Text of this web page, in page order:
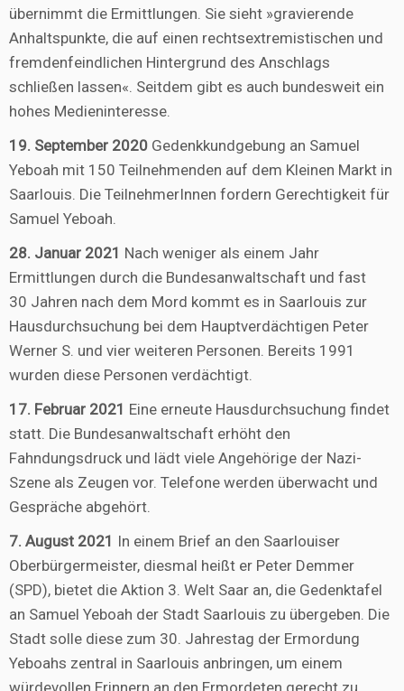
übernimmt die Ermittlungen. Sie sieht »gravierende
Anhaltspunkte, die auf einen rechtsextremistischen und
fremdenfeindlichen Hintergrund des Anschlags
schließen lassen«. Seitdem gibt es auch bundesweit ein
hohes Medieninteresse.
19. September 2020 Gedenkkundgebung an Samuel
Yeboah mit 150 Teilnehmenden auf dem Kleinen Markt in
Saarlouis. Die TeilnehmerInnen fordern Gerechtigkeit für
Samuel Yeboah.
28. Januar 2021 Nach weniger als einem Jahr
Ermittlungen durch die Bundesanwaltschaft und fast
30 Jahren nach dem Mord kommt es in Saarlouis zur
Hausdurchsuchung bei dem Hauptverdächtigen Peter
Werner S. und vier weiteren Personen. Bereits 1991
wurden diese Personen verdächtigt.
17. Februar 2021 Eine erneute Hausdurchsuchung findet
statt. Die Bundesanwaltschaft erhöht den
Fahndungsdruck und lädt viele Angehörige der Nazi-
Szene als Zeugen vor. Telefone werden überwacht und
Gespräche abgehört.
7. August 2021 In einem Brief an den Saarlouiser
Oberbürgermeister, diesmal heißt er Peter Demmer
(SPD), bietet die Aktion 3. Welt Saar an, die Gedenktafel
an Samuel Yeboah der Stadt Saarlouis zu übergeben. Die
Stadt solle diese zum 30. Jahrestag der Ermordung
Yeboahs zentral in Saarlouis anbringen, um einem